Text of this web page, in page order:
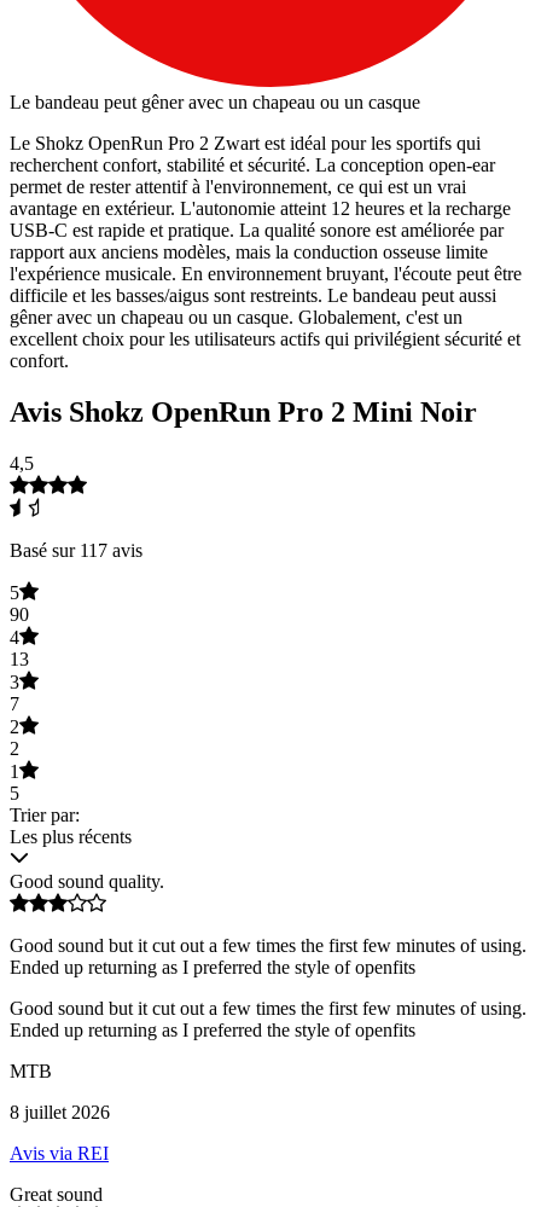
Le bandeau peut gêner avec un chapeau ou un casque
Le Shokz OpenRun Pro 2 Zwart est idéal pour les sportifs qui
recherchent confort, stabilité et sécurité. La conception open-ear
permet de rester attentif à l'environnement, ce qui est un vrai
avantage en extérieur. L'autonomie atteint 12 heures et la recharge
USB-C est rapide et pratique. La qualité sonore est améliorée par
rapport aux anciens modèles, mais la conduction osseuse limite
l'expérience musicale. En environnement bruyant, l'écoute peut être
difficile et les basses/aigus sont restreints. Le bandeau peut aussi
gêner avec un chapeau ou un casque. Globalement, c'est un
excellent choix pour les utilisateurs actifs qui privilégient sécurité et
confort.
Avis Shokz OpenRun Pro 2 Mini Noir
4,5
Basé sur 117 avis
5
90
4
13
3
7
2
2
1
5
Trier par:
Les plus récents
Good sound quality.
Good sound but it cut out a few times the first few minutes of using.
Ended up returning as I preferred the style of openfits
Good sound but it cut out a few times the first few minutes of using.
Ended up returning as I preferred the style of openfits
MTB
8 juillet 2026
Avis via REI
Great sound